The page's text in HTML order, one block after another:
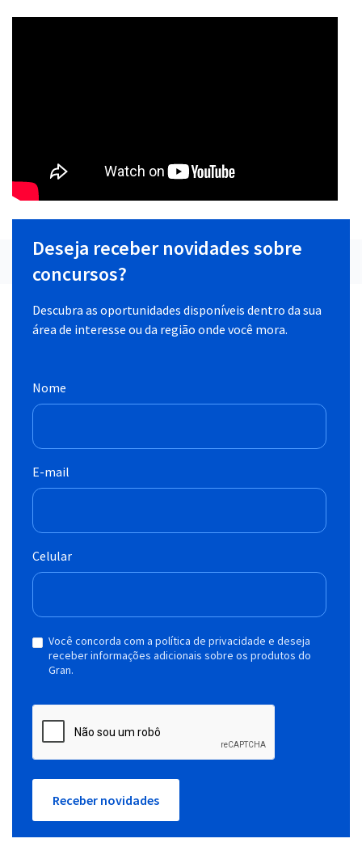
Deseja receber novidades sobre
concursos?
Descubra as oportunidades disponíveis dentro da sua
área de interesse ou da região onde você mora.
Nome
E-mail
Celular
Você concorda com a política de privacidade e deseja
receber informações adicionais sobre os produtos do
Gran.
Receber novidades